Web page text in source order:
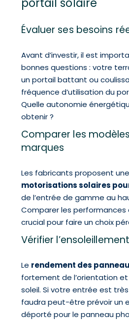
Évaluer ses besoins
Avant d’investir, il est
bonnes questions : votre
un portail battant ou
fréquence d’utilisation du
Quelle autonomie
obtenir ?
Comparer les
marques
Les fabricants proposent
motorisations solaires
de l’entrée de gamme au
Comparer les
crucial pour faire un choix
Vérifier
Le rendement des
fortement de l’orientation et
soleil. Si votre entrée est
faudra peut-être prévoir un
déporté pour le panneau